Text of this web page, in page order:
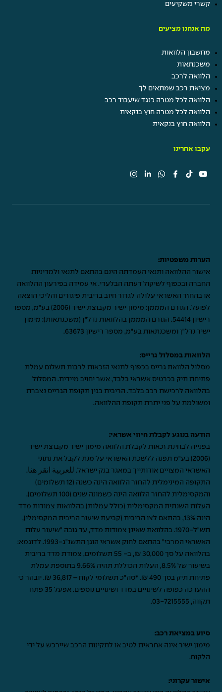
קשרי משקיעים
מה אנחנו מציעים
מחשבון הלוואות
משכנתאות
הלוואה לרכב
מציאת רכב שמתאים לך
הלוואה לכל מטרה כנגד שיעבוד רכב
הלוואה לכל מטרה חוץ בנקאית
הלוואה חוץ בנקאית
עקבו אחרינו
הערות משפטיות:
אישור ההלוואה ותנאי העמדתה הינם בהתאם לתנאי ולמדיניות
החברה ובכפוף לשיקול דעתה הבלעדי. אי עמידה בפירעון ההלוואה
או בהחזר האשראי עלולה לגרור חיוב בריבית פיגורים והליכי הוצאה
לפועל. הגורם המממן: מימון ישיר מקבוצת ישיר (2006) בע"מ, מספר
רישיון 54414. הגורם המממן בהלוואות נדל"ן (משכנתאות): מימון
ישיר נדל"ן ומשכנתאות בע"מ, מספר רישיון 63673.
הלוואות במסלול גרייס:
מסלול הלוואת גרייס בכפוף לתנאי הזכאות לרבות תשלום עמלת
פתיחת תיק בכרטיס אשראי בלבד, אשר יחויב מיידית. המסלול
בהלוואה לרכישת רכב בלבד. הריבית בגין תקופת הגרייס נצברת
ומשולמת על פני יתרת תקופת ההלוואה.
הודעה בנוגע לקבלת חיווי אשראי:
בפנייה לבחינת זכאות לקבלת הלוואה מימון ישיר מקבוצת ישיר
(2006) בע"מ תפנה ללשכת האשראי על מנת לקבל את נתוני
האשראי המצויים אודותייך במאגר בנק ישראל. للعربية انقر هنا.
התקופה המינימלית להחזר הלוואה הינה כשנה (12 תשלומים)
והמקסימלית להחזר הלוואה הינה כשמונה שנים (100 תשלומים).
העלות השנתית המקסימלית (כולל עמלות) בהלוואות צמודות מדד
הינה 13%, בהתאם לצו הריבית (קביעת שיעור הריבית המקסימלי),
תש"ל-1970. בהלוואת שאינן צמודות מדד, עד גובה "שיעור עלות
האשראי המרבי" בהתאם לחוק אשראי הוגן התשנ"ג-1993. לדוגמא:
בהלוואה על סך 30,000 ₪, ב- 55 תשלומים, צמודת מדד בריבית
בשיעור של 8.5%, העלות הכוללת תהיה 9.66% בתוספת עמלת
פתיחת תיק בסך 490 ₪. *סה"כ תשלומי לקוח – 36,817 ₪. יובהר כי
ההערכה כפופה לשינויים במדד ושינויים נוספים. אפעל 35 פתח
תקווה, 03-7215555
.
סיוע במציאת רכב:
מימון ישיר אינה אחראית לטיב או לתקינות הרכב שיירכש על ידי
הלקוח.
אישור עקרוני: